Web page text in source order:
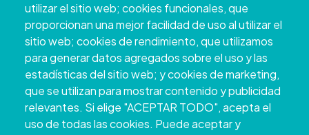
utilizar el sitio web; cookies funcionales, que
proporcionan una mejor facilidad de uso al utilizar el
sitio web; cookies de rendimiento, que utilizamos
para generar datos agregados sobre el uso y las
estadísticas del sitio web; y cookies de marketing,
que se utilizan para mostrar contenido y publicidad
relevantes. Si elige "ACEPTAR TODO", acepta el
uso de todas las cookies. Puede aceptar y